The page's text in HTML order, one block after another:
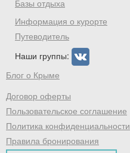
Базы отдыха
Информация о курорте
Путеводитель
Наши группы:
Блог о Крыме
Договор оферты
Пользовательское соглашение
Политика конфиденциальности
Правила бронирования